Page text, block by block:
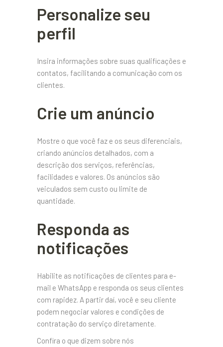
Personalize seu
perfil
Insira informações sobre suas qualificações e
contatos, facilitando a comunicação com os
clientes.
Crie um anúncio
Mostre o que você faz e os seus diferenciais,
criando anúncios detalhados, com a
descrição dos serviços, referências,
facilidades e valores. Os anúncios são
veiculados sem custo ou limite de
quantidade.
Responda as
notificações
Habilite as notificações de clientes para e-
mail e WhatsApp e responda os seus clientes
com rapidez. A partir daí, você e seu cliente
podem negociar valores e condições de
contratação do serviço diretamente.
Confira o que dizem sobre nós